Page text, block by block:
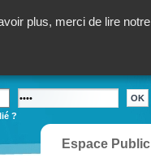
plus, merci de lire notre
?
Espace Public